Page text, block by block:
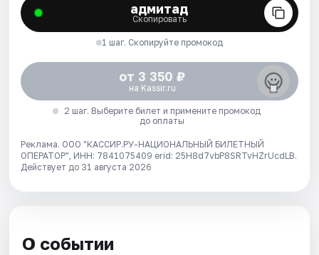
адмитад
Скопировать
1 шаг. Скопируйте промокод
от 3 350 ₽
на Kassir.ru
2 шаг. Выберите билет и примените промокод
до оплаты
Реклама. ООО "КАССИР.РУ-НАЦИОНАЛЬНЫЙ БИЛЕТНЫЙ
ОПЕРАТОР", ИНН: 7841075409 erid: 25H8d7vbP8SRTvHZrUcdLB.
Действует до 31 августа 2026
О событии